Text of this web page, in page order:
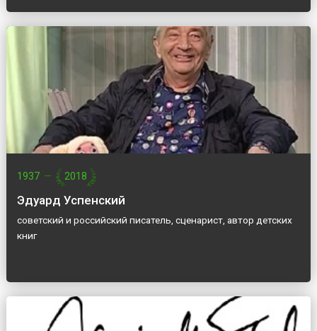
1937 — 2018
Эдуард Успенский
советский и российский писатель, сценарист, автор детских
книг